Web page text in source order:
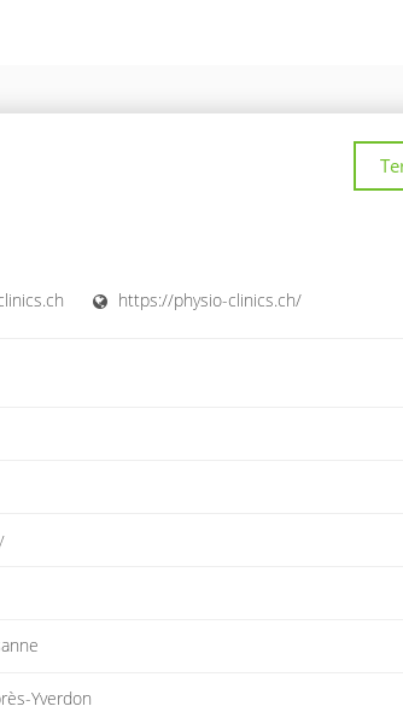
https://physio-clinics.ch/
Yverdon